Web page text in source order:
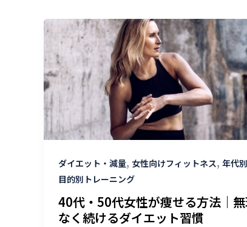
ダイエット・減量, 女性向けフィットネス, 年代
目的別トレーニング
40代・50代女性が痩せる方法｜
なく続けるダイエット習慣